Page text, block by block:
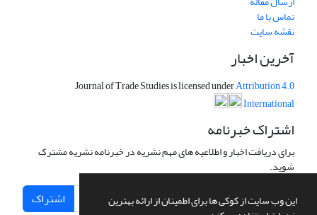
این وب سایت از کوکی ها برای اطمینان از ارائه بهترین
تماس با ما
نقشه سایت
آخرین اخبار
Journal of Trade Studies is licensed underAttribution 4.0
International
اشتراک خبرنامه
برای دریافت اخبار و اطلاعیه های مهم نشریه در خبرنامه نشریه مشترک
شوید.
اشتراک